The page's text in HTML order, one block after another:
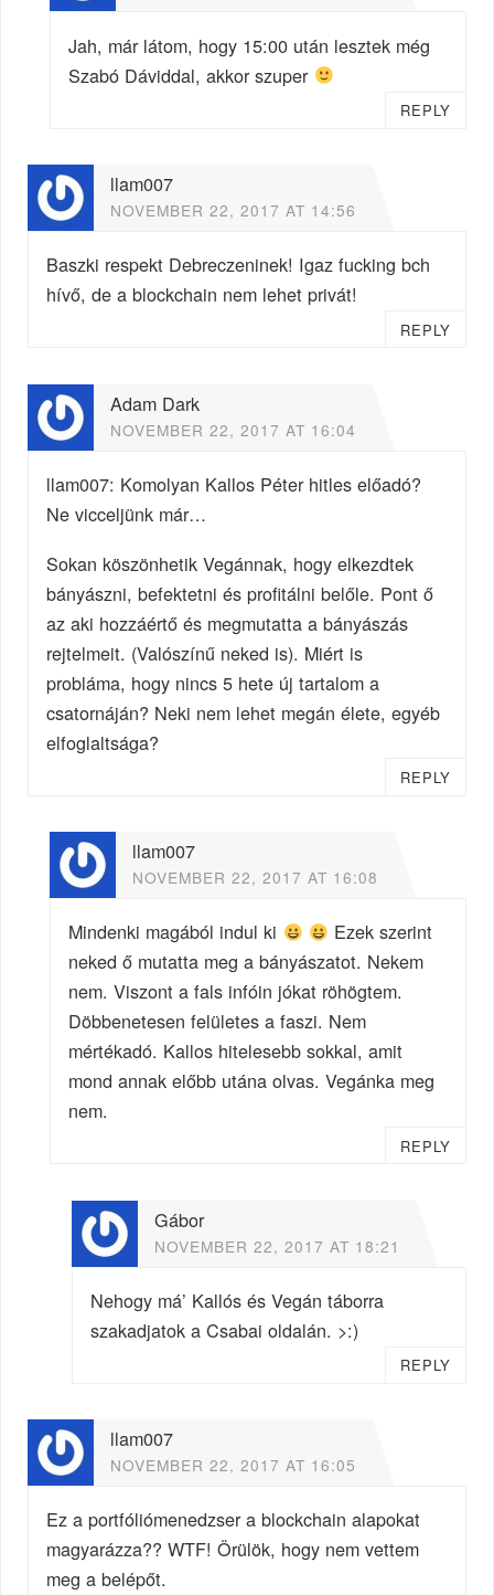
Jah, már látom, hogy 15:00 után lesztek még
Szabó Dáviddal, akkor szuper
REPLY
llam007
NOVEMBER 22, 2017 AT 14:56
Baszki respekt Debreczeninek! Igaz fucking bch
hívő, de a blockchain nem lehet privát!
REPLY
Adam Dark
NOVEMBER 22, 2017 AT 16:04
llam007: Komolyan Kallos Péter hitles előadó?
Ne vicceljünk már…
Sokan köszönhetik Vegánnak, hogy elkezdtek
bányászni, befektetni és profitálni belőle. Pont ő
az aki hozzáértő és megmutatta a bányászás
rejtelmeit. (Valószínű neked is). Miért is
probláma, hogy nincs 5 hete új tartalom a
csatornáján? Neki nem lehet megán élete, egyéb
elfoglaltsága?
REPLY
llam007
NOVEMBER 22, 2017 AT 16:08
Mindenki magából indul ki
Ezek szerint
neked ő mutatta meg a bányászatot. Nekem
nem. Viszont a fals infóin jókat röhögtem.
Döbbenetesen felületes a faszi. Nem
mértékadó. Kallos hitelesebb sokkal, amit
mond annak előbb utána olvas. Vegánka meg
nem.
REPLY
Gábor
NOVEMBER 22, 2017 AT 18:21
Nehogy má’ Kallós és Vegán táborra
szakadjatok a Csabai oldalán. >:)
REPLY
llam007
NOVEMBER 22, 2017 AT 16:05
Ez a portfóliómenedzser a blockchain alapokat
magyarázza?? WTF! Örülök, hogy nem vettem
meg a belépőt.